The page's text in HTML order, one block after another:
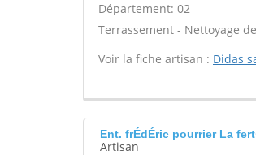
Département: 02
Terrassement - Nettoyage
Voir la fiche artisan : Didas
Ent. frÉdÉric pourrier La
Artisan